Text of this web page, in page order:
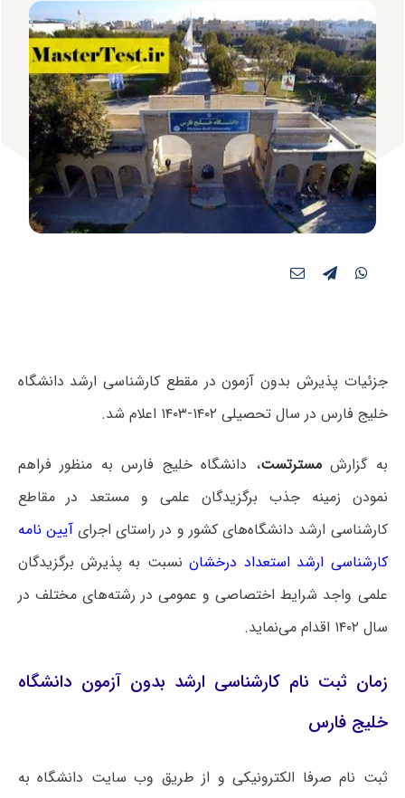
جزئیات پذیرش بدون آزمون در مقطع کارشناسی ارشد دانشگاه
خلیج فارس در سال تحصیلی ۱۴۰۲-۱۴۰۳ اعلام شد.
به گزارشمسترتست، دانشگاه خلیج فارس به منظور فراهم
نمودن زمینه جذب برگزیدگان علمی و مستعد در مقاطع
کارشناسی ارشد دانشگاه‌های کشور و در راستای اجرایآیین نامه
کارشناسی ارشد استعداد درخشاننسبت به پذیرش برگزیدگان
علمی واجد شرایط اختصاصی و عمومی در رشته‌های مختلف در
سال ۱۴۰۲ اقدام می‌نماید.
زمان ثبت نام کارشناسی ارشد بدون آزمون دانشگاه
خلیج فارس
ثبت نام صرفا الکترونیکی و از طریق وب سایت دانشگاه به